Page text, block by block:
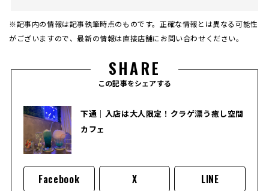
※記事内の情報は記事執筆時点のものです。正確な情報とは異なる可能性
がございますので、最新の情報は直接店舗にお問い合わせください。
SHARE
この記事をシェアする
下通｜入店は大人限定！クラゲ漂う癒し空間
カフェ
Facebook X LINE